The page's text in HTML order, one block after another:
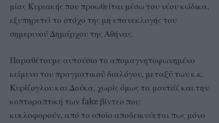
μίας Κυριακής που προωθείται μέσω του νέου κώδικα,
εξυπηρετεί το στόχο της μη επανεκλογής του
σημερινού Δημάρχου της Αθήνας.
Παραθέτουμε αυτούσιο το απομαγνητοφωνημένο
κείμενο του πραγματικού διαλόγου, μεταξύ των κ.κ.
Κυρίζογλου και Δούκα, χωρίς όμως τα μοντάζ και την
κοπτοραπτική των fake βίντεο που
κυκλοφορούν, από το οποίο αποδεικνύεται πως μόνο